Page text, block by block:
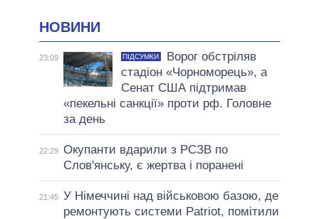
НОВИНИ
23:09 ПІДСУМКИ
Ворог обстріляв
стадіон «Чорноморець», а
Сенат США підтримав
«пекельні санкції» проти рф. Головне
за день
22:29 Окупанти вдарили з РСЗВ по
Слов'янську, є жертва і поранені
21:45 У Німеччині над військовою базою, де
ремонтують системи Patriot, помітили